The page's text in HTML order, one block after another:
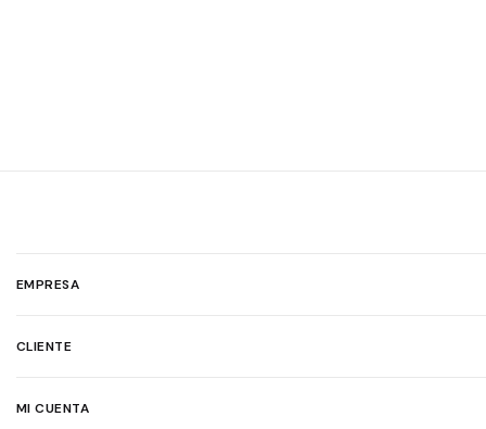
EMPRESA
CLIENTE
MI CUENTA